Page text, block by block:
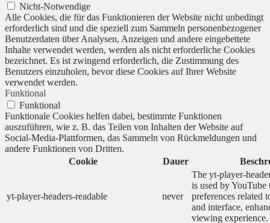
Nicht-Notwendige
Alle Cookies, die für das Funktionieren der Website nicht unbedingt
erforderlich sind und die speziell zum Sammeln personenbezogener
Benutzerdaten über Analysen, Anzeigen und andere eingebettete
Inhalte verwendet werden, werden als nicht erforderliche Cookies
bezeichnet. Es ist zwingend erforderlich, die Zustimmung des
Benutzers einzuholen, bevor diese Cookies auf Ihrer Website
verwendet werden.
Funktional
Funktional
Funktionale Cookies helfen dabei, bestimmte Funktionen
auszuführen, wie z. B. das Teilen von Inhalten der Website auf
Social-Media-Plattformen, das Sammeln von Rückmeldungen und
andere Funktionen von Dritten.
Cookie
Dauer
yt-player-headers-readable never
The yt-player-
is used by YouTube
preferences related
and interface,
viewing experience.